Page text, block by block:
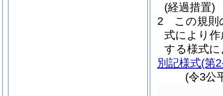
(経過措置)
2
この規則
式により
する様式
別記様式(第
(令3公